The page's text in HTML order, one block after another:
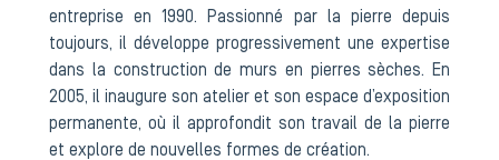
entreprise en 1990. Passionné par la pierre depuis
toujours, il développe progressivement une expertise
dans la construction de murs en pierres sèches. En
2005, il inaugure son atelier et son espace d’exposition
permanente, où il approfondit son travail de la pierre
et explore de nouvelles formes de création.